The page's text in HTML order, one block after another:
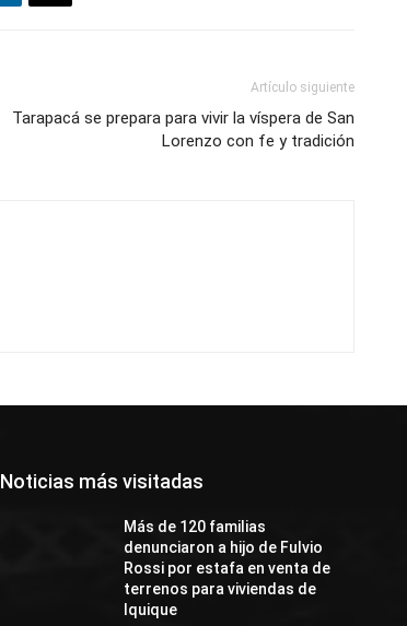
Artículo siguiente
Tarapacá se prepara para vivir la víspera de San
Lorenzo con fe y tradición
Noticias más visitadas
Más de 120 familias
denunciaron a hijo de Fulvio
Rossi por estafa en venta de
terrenos para viviendas de
Iquique